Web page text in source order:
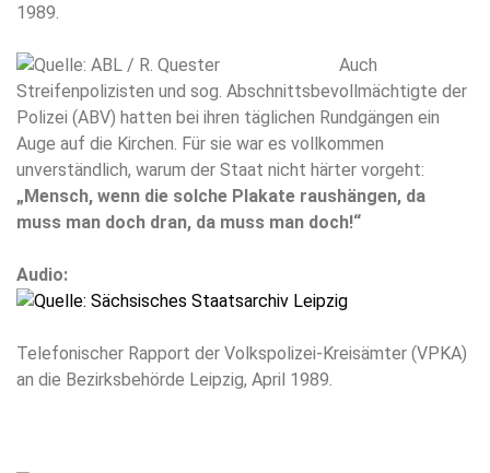
1989.
Auch
Streifenpolizisten und sog. Abschnittsbevollmächtigte der
Polizei (ABV) hatten bei ihren täglichen Rundgängen ein
Auge auf die Kirchen. Für sie war es vollkommen
unverständlich, warum der Staat nicht härter vorgeht:
„Mensch, wenn die solche Plakate raushängen, da
muss man doch dran, da muss man doch!“
Audio:
Telefonischer Rapport der Volkspolizei-Kreisämter (VPKA)
an die Bezirksbehörde Leipzig, April 1989.